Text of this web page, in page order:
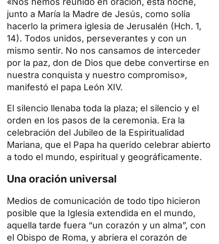
junto a María la Madre de Jesús, como solía
hacerlo la primera iglesia de Jerusalén (Hch. 1,
14). Todos unidos, perseverantes y con un
mismo sentir. No nos cansamos de interceder
por la paz, don de Dios que debe convertirse en
nuestra conquista y nuestro compromiso»,
manifestó el papa León XIV.
El silencio llenaba toda la plaza; el silencio y el
orden en los pasos de la ceremonia. Era la
celebración del Jubileo de la Espiritualidad
Mariana, que el Papa ha querido celebrar abierto
a todo el mundo, espiritual y geográficamente.
Una oración universal
Medios de comunicación de todo tipo hicieron
posible que la Iglesia extendida en el mundo,
aquella tarde fuera “un corazón y un alma”, con
el Obispo de Roma, y abriera el corazón de